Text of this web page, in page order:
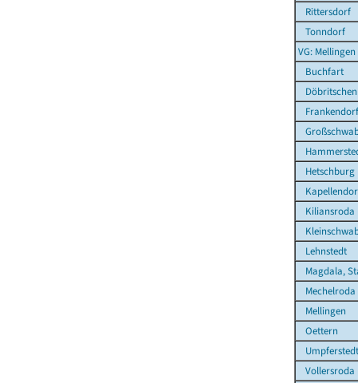
Rittersdorf
Tonndorf
VG: Mellingen
Buchfart
Döbritschen
Frankendorf
Hetschburg
Kiliansroda
Lehnstedt
Magdala,
Mechelroda
Mellingen
Oettern
Umpferstedt
Vollersroda